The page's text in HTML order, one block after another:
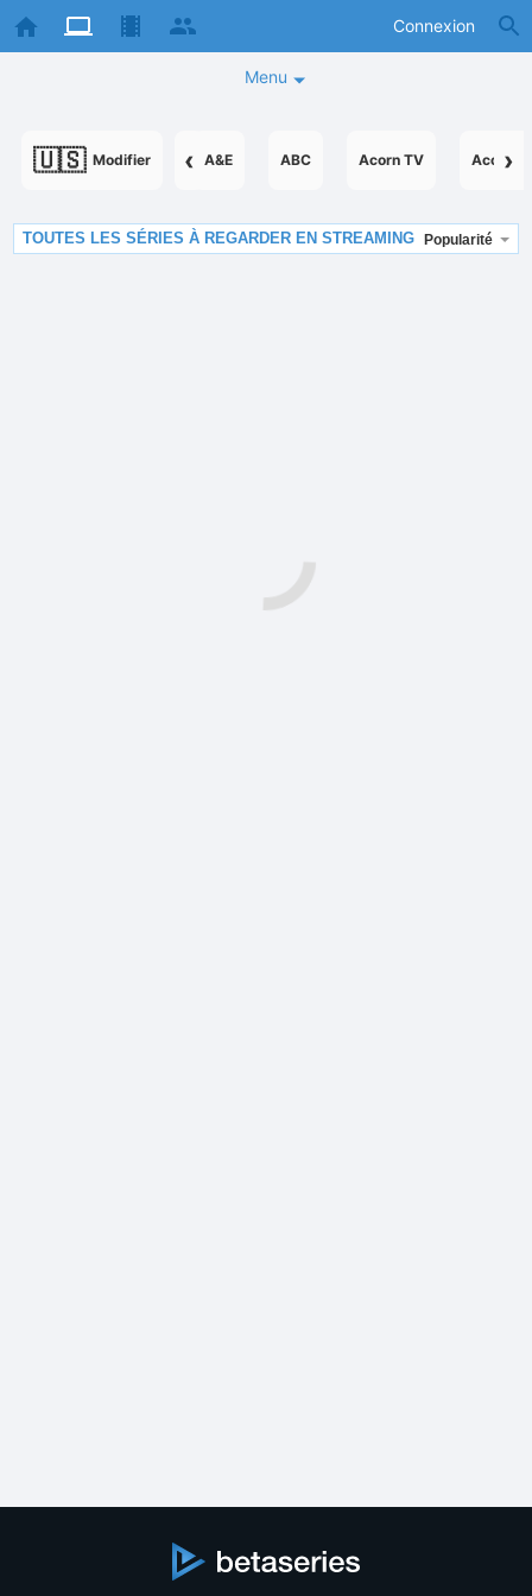
Connexion
Menu
🇺🇸 Modifier ‹ ›
A&E ABC Acorn TV
TOUTES LES SÉRIES À REGARDER EN STREAMING Popularité